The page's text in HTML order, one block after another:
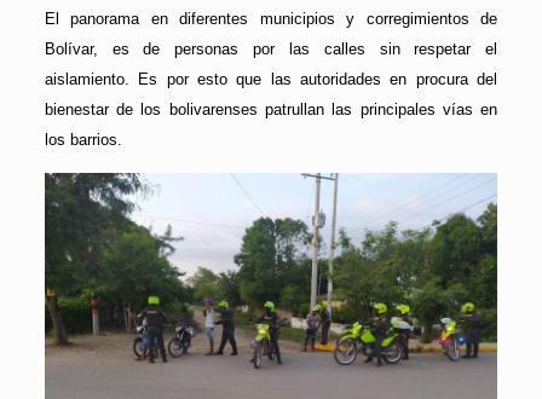
El panorama en diferentes municipios y corregimientos de
Bolívar, es de personas por las calles sin respetar el
aislamiento. Es por esto que las autoridades en procura del
bienestar de los bolivarenses patrullan las principales vías en
los barrios.